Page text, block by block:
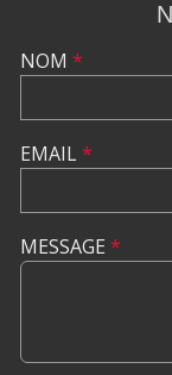
NOM *
EMAIL*
MESSAGE *